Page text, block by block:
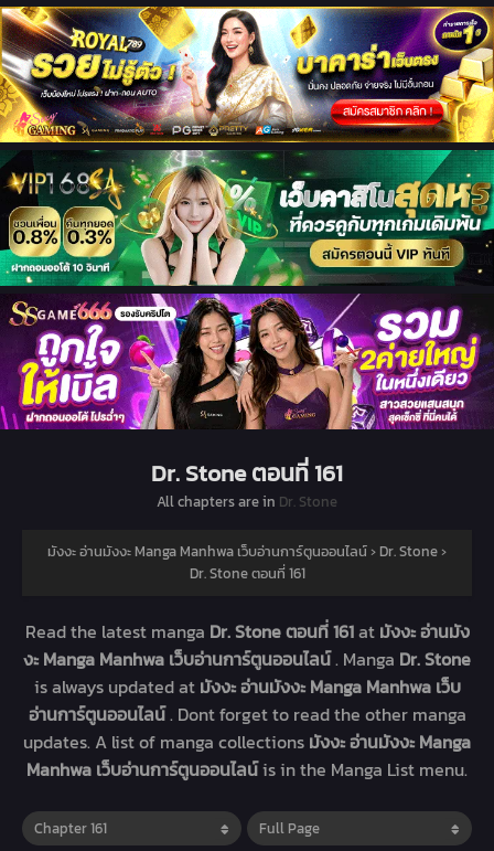
Dr. Stone ตอนที่ 161
All chapters are in Dr. Stone
มังงะ อ่านมังงะ Manga Manhwa เว็บอ่านการ์ตูนออนไลน์› Dr. Stone›
Dr. Stone ตอนที่ 161
Read the latest manga Dr. Stone ตอนที่ 161at มังงะ อ่านมัง
งะ Manga Manhwa เว็บอ่านการ์ตูนออนไลน์. Manga Dr. Stone
is always updated at มังงะ อ่านมังงะ Manga Manhwa เว็บ
อ่านการ์ตูนออนไลน์. Dont forget to read the other manga
updates. A list of manga collections มังงะ อ่านมังงะ Manga
Manhwa เว็บอ่านการ์ตูนออนไลน์is in the Manga List menu.